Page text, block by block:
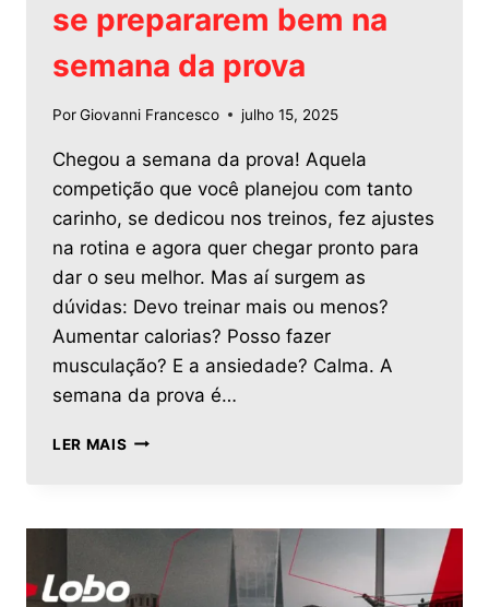
se prepararem bem na
semana da prova
PorGiovanni Francesco julho 15, 2025
Chegou a semana da prova! Aquela
competição que você planejou com tanto
carinho, se dedicou nos treinos, fez ajustes
na rotina e agora quer chegar pronto para
dar o seu melhor. Mas aí surgem as
dúvidas: Devo treinar mais ou menos?
Aumentar calorias? Posso fazer
musculação? E a ansiedade? Calma. A
semana da prova é…
LER MAIS